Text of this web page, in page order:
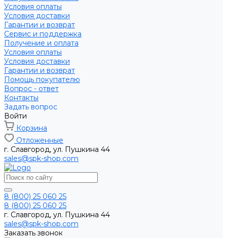
Условия оплаты
Условия доставки
Гарантии и возврат
Сервис и поддержка
Получение и оплата
Условия оплаты
Условия доставки
Гарантии и возврат
Помощь покупателю
Вопрос - ответ
Контакты
Задать вопрос
Войти
Корзина
Отложенные
г. Славгород, ул. Пушкина 44
sales@spk-shop.com
8 (800) 25 060 25
8 (800) 25 060 25
г. Славгород, ул. Пушкина 44
sales@spk-shop.com
Заказать звонок